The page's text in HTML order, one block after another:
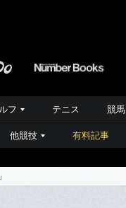
フ テニス 競馬
他競技 有料記事